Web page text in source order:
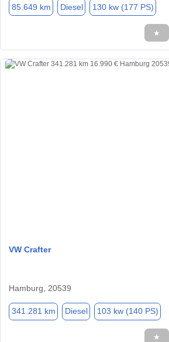
85.649 km Diesel 130 kw (177 PS)
★
VW Crafter
Hamburg, 20539
341.281 km Diesel 103 kw (140 PS)
★